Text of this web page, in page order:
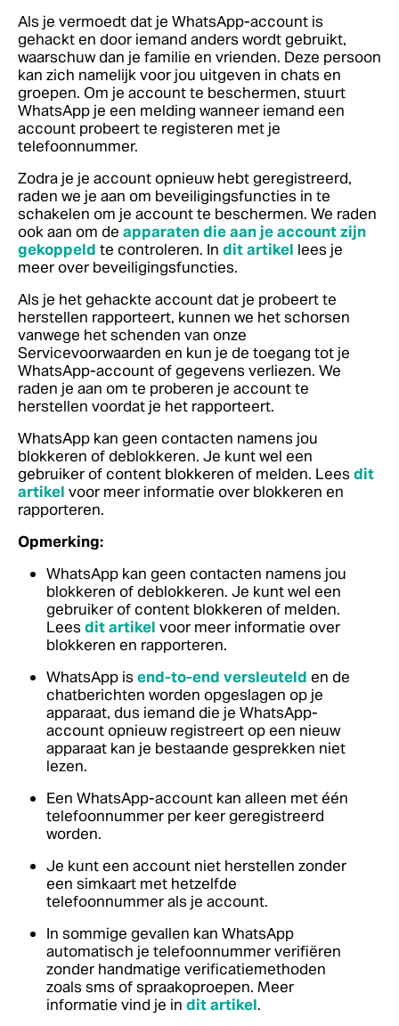
Als je vermoedt dat je WhatsApp-account is
gehackt en door iemand anders wordt gebruikt,
waarschuw dan je familie en vrienden. Deze persoon
kan zich namelijk voor jou uitgeven in chats en
groepen. Om je account te beschermen, stuurt
WhatsApp je een melding wanneer iemand een
account probeert te registeren met je
telefoonnummer.
Zodra je je account opnieuw hebt geregistreerd,
raden we je aan om beveiligingsfuncties in te
schakelen om je account te beschermen. We raden
ook aan om de apparaten die aan je account zijn
gekoppeld te controleren. In dit artikel lees je
meer over beveiligingsfuncties.
Als je het gehackte account dat je probeert te
herstellen rapporteert, kunnen we het schorsen
vanwege het schenden van onze
Servicevoorwaarden en kun je de toegang tot je
WhatsApp-account of gegevens verliezen. We
raden je aan om te proberen je account te
herstellen voordat je het rapporteert.
WhatsApp kan geen contacten namens jou
blokkeren of deblokkeren. Je kunt wel een
gebruiker of content blokkeren of melden. Lees dit
artikel voor meer informatie over blokkeren en
rapporteren.
Opmerking:
WhatsApp kan geen contacten namens jou
blokkeren of deblokkeren. Je kunt wel een
gebruiker of content blokkeren of melden.
Lees dit artikel voor meer informatie over
blokkeren en rapporteren.
WhatsApp is end-to-end versleuteld en de
chatberichten worden opgeslagen op je
apparaat, dus iemand die je WhatsApp-
account opnieuw registreert op een nieuw
apparaat kan je bestaande gesprekken niet
lezen.
Een WhatsApp-account kan alleen met één
telefoonnummer per keer geregistreerd
worden.
Je kunt een account niet herstellen zonder
een simkaart met hetzelfde
telefoonnummer als je account.
In sommige gevallen kan WhatsApp
automatisch je telefoonnummer verifiëren
zonder handmatige verificatiemethoden
zoals sms of spraakoproepen. Meer
informatie vind je in dit artikel.